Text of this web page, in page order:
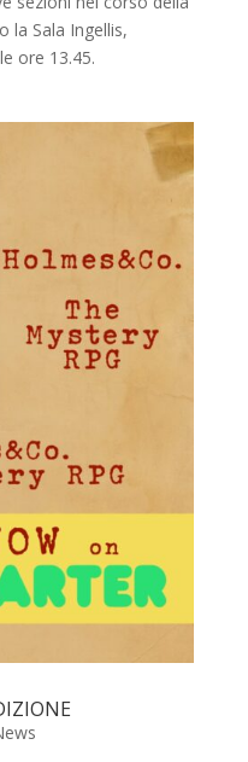
la Sala Ingellis,
ore 13.45.